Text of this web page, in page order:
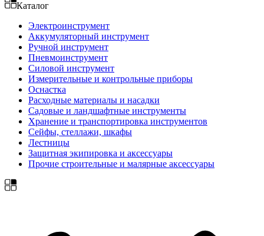
Каталог
Электроинструмент
Аккумуляторный инструмент
Ручной инструмент
Пневмоинструмент
Силовой инструмент
Измерительные и контрольные приборы
Оснастка
Расходные материалы и насадки
Садовые и ландшафтные инструменты
Хранение и транспортировка инструментов
Сейфы, стеллажи, шкафы
Лестницы
Защитная экипировка и аксессуары
Прочие строительные и малярные аксессуары